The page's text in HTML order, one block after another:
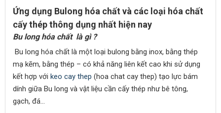
Ứng dụng Bulong hóa chất và các loại hóa chất
cấy thép thông dụng nhất hiện nay
Bu long hóa chất là gì ?
Bu long hóa chất là một loại bulong bằng inox, bằng thép
mạ kẽm, bằng thép – có khả năng liên kết cao khi sử dụng
kết hợp với keo cay thep (hoa chat cay thep) tạo lực bám
dính giữa Bu long và vật liệu cần cấy thép như bê tông,
gạch, đá...